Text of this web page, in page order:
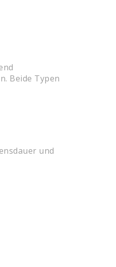
Beide Typen
und